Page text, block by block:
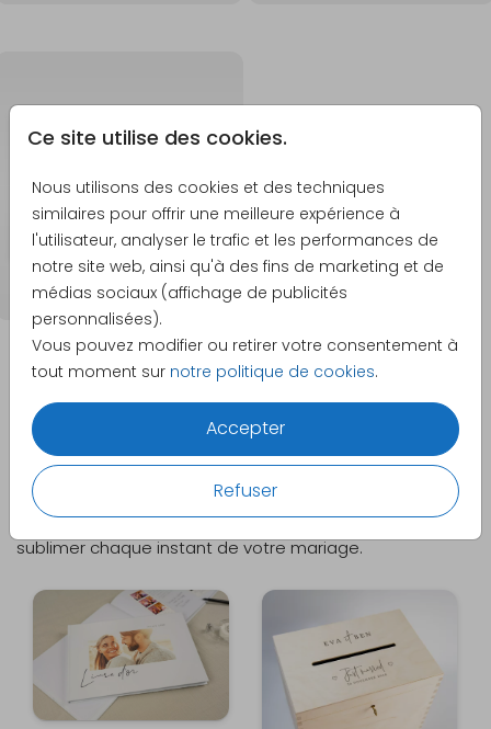
Ce site utilise des cookies.
Nous utilisons des cookies et des techniques
similaires pour offrir une meilleure expérience à
l'utilisateur, analyser le trafic et les performances de
notre site web, ainsi qu'à des fins de marketing et de
médias sociaux (affichage de publicités
personnalisées).
Vous pouvez modifier ou retirer votre consentement à
tout moment sur notre politique de cookies.
Accepter
Refuser
À découvrir
Que ce soit pour vos faire-part ou les détails du jour J,
nous proposons une large gamme de produits pour
sublimer chaque instant de votre mariage.